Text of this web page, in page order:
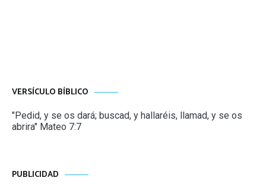
VERSÍCULO BÍBLICO
"Pedid, y se os dará; buscad, y hallaréis, llamad, y se os
abrira" Mateo 7:7
PUBLICIDAD